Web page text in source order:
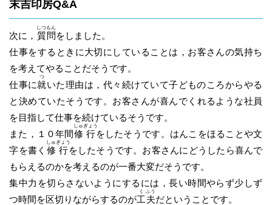
末吉印房Q&A
次に， 質
しつ
問
もん
をしました。
仕事をするときに大切にしていることは，お客さんの気持ち
を考えてやることだそうです。
仕事に就
つ
いた理由は，代々続けていて子どものころからやる
と決めていたそうです。お客さんが喜んでくれるような社員
を目指して仕事を続けているそうです。
また，１０年間修
しゅ
行
ぎょう
をしたそうです。はんこをほることや文
字を書く 修
しゅ
行
ぎょう
をしたそうです。お客さんにどうしたら喜んで
もらえるのかを考えるのが一番大変だそうです。
集中力を切らさないようにするには，長い時間やらず少しず
つ時間を区切りながらするのが工
く
夫
ふう
だということです。